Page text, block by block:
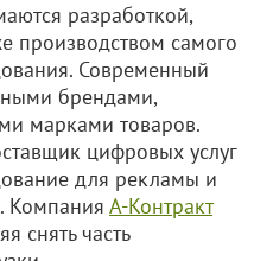
разработкой,
производством самого
Современный
брендами,
марками товаров.
цифровых услуг
для рекламы и
Компания А-Контракт
снять часть